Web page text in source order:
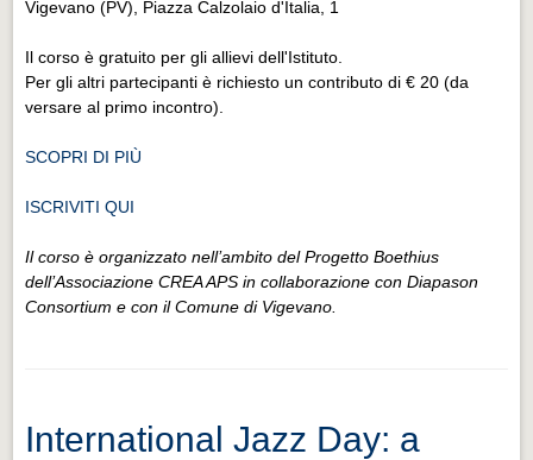
Vigevano (PV), Piazza Calzolaio d'Italia, 1
Il corso è gratuito per gli allievi dell'Istituto.
Per gli altri partecipanti è richiesto un contributo di € 20 (da
versare al primo incontro).
SCOPRI DI PIÙ
ISCRIVITI QUI
Il corso è organizzato nell’ambito del Progetto Boethius
dell’Associazione CREA APS in collaborazione con Diapason
Consortium e con il Comune di Vigevano.
International Jazz Day: a